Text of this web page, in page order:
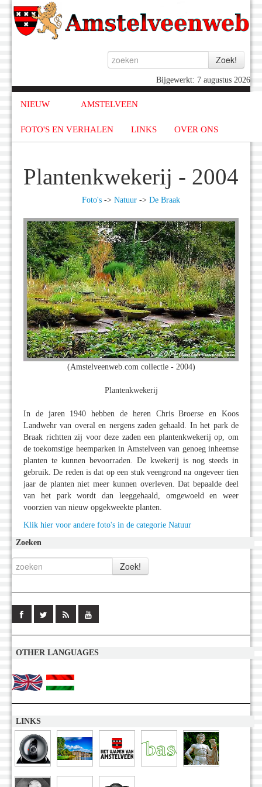
Bijgewerkt: 7 augustus 2026
NIEUW AMSTELVEEN
FOTO'S EN VERHALEN LINKS OVER ONS
Plantenkwekerij - 2004
Foto's -> Natuur -> De Braak
(Amstelveenweb.com collectie - 2004)
Plantenkwekerij
In de jaren 1940 hebben de heren Chris Broerse en Koos
Landwehr van overal en nergens zaden gehaald. In het park de
Braak richtten zij voor deze zaden een plantenkwekerij op, om
de toekomstige heemparken in Amstelveen van genoeg inheemse
planten te kunnen bevoorraden. De kwekerij is nog steeds in
gebruik. De reden is dat op een stuk veengrond na ongeveer tien
jaar de planten niet meer kunnen overleven. Dat bepaalde deel
van het park wordt dan leeggehaald, omgewoeld en weer
voorzien van nieuw opgekweekte planten.
Klik hier voor andere foto's in de categorie Natuur
Zoeken
OTHER LANGUAGES
LINKS